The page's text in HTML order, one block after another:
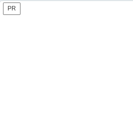
PR